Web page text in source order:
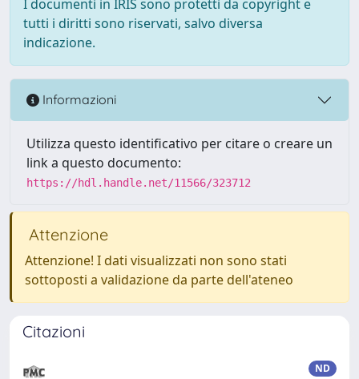
I documenti in IRIS sono protetti da copyright e
tutti i diritti sono riservati, salvo diversa
indicazione.
Informazioni
Utilizza questo identificativo per citare o creare un
link a questo documento:
https://hdl.handle.net/11566/323712
Attenzione
Attenzione! I dati visualizzati non sono stati
sottoposti a validazione da parte dell'ateneo
Citazioni
ND